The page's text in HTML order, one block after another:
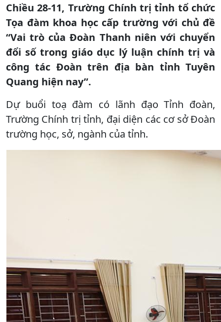
Chiều 28-11, Trường Chính trị tỉnh tổ chức
Tọa đàm khoa học cấp trường với chủ đề
“Vai trò của Đoàn Thanh niên với chuyển
đổi số trong giáo dục lý luận chính trị và
công tác Đoàn trên địa bàn tỉnh Tuyên
Quang hiện nay”.
Dự buổi toạ đàm có lãnh đạo Tỉnh đoàn,
Trường Chính trị tỉnh, đại diện các cơ sở Đoàn
trường học, sở, ngành của tỉnh.